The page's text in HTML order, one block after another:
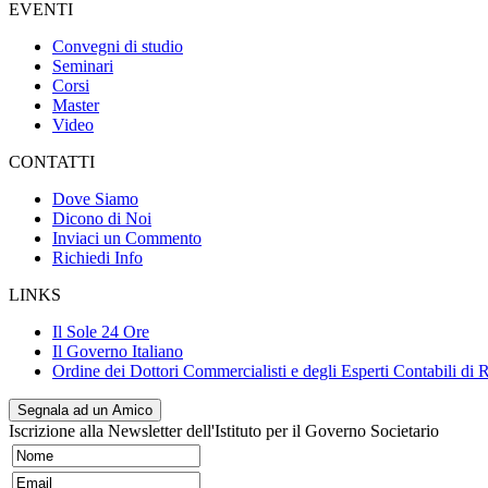
EVENTI
Convegni di studio
Seminari
Corsi
Master
Video
CONTATTI
Dove Siamo
Dicono di Noi
Inviaci un Commento
Richiedi Info
LINKS
Il Sole 24 Ore
Il Governo Italiano
Ordine dei Dottori Commercialisti e degli Esperti Contabili di
Segnala ad un Amico
Iscrizione alla Newsletter dell'Istituto per il Governo Societario